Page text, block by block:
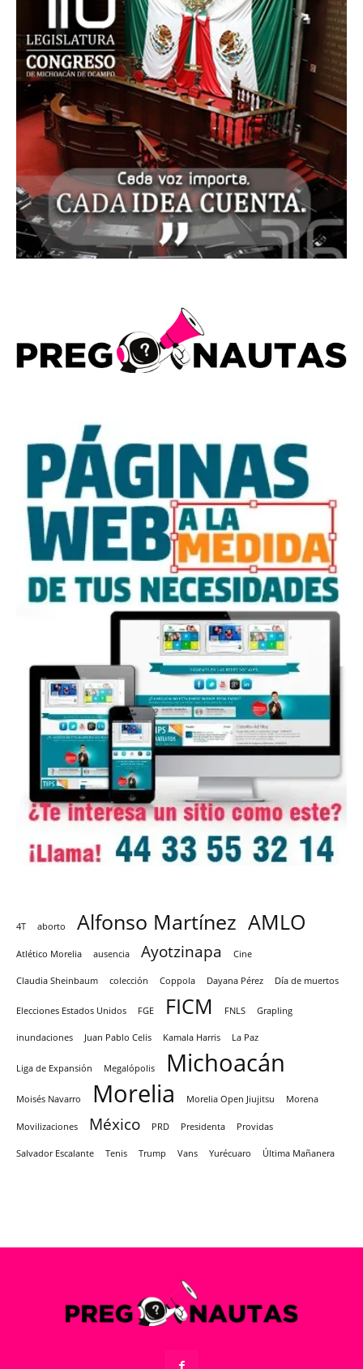
4T aborto Alfonso Martínez AMLO
Atlético Morelia ausencia Ayotzinapa Cine
Claudia Sheinbaum colección Coppola Dayana Pérez Día de muertos
Elecciones Estados Unidos FGE FICM FNLS Grapling
inundaciones Juan Pablo Celis Kamala Harris La Paz
Liga de Expansión Megalópolis Michoacán
Moisés Navarro Morelia Morelia Open Jiujitsu Morena
Movilizaciones México PRD Presidenta Providas
Salvador Escalante Tenis Trump Vans Yurécuaro Última Mañanera